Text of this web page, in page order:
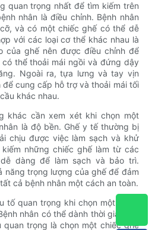
quan trọng nhất để tìm kiếm trên
nhân là điều chỉnh. Bệnh nhân
và có một chiếc ghế có thể dễ
với các loại cơ thể khác nhau là
của ghế nên được điều chỉnh để
thể thoải mái ngồi và đứng dậy
Ngoài ra, tựa lưng và tay vịn
cung cấp hỗ trợ và thoải mái tối
khác nhau.
khác cần xem xét khi chọn một
là độ bền. Ghế y tế thường bị
chịu được việc làm sạch và khử
những chiếc ghế làm từ các
dàng để làm sạch và bảo trì.
năng trọng lượng của ghế để đảm
cả bệnh nhân một cách an toàn.
tố quan trọng khi chọn một chiếc
nhân có thể dành thời gian dài
trọng là chọn một chiếc ghế